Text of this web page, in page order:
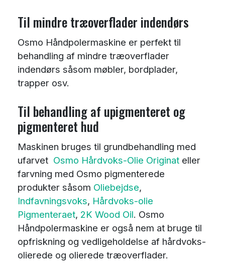
Til mindre træoverflader indendørs
Osmo Håndpolermaskine er perfekt til
behandling af mindre træoverflader
indendørs såsom møbler, bordplader,
trapper osv.
Til behandling af upigmenteret og
pigmenteret hud
Maskinen bruges til grundbehandling med
ufarvet Osmo Hårdvoks-Olie Originat eller
farvning med Osmo pigmenterede
produkter såsom Oliebejdse,
Indfavningsvoks, Hårdvoks-olie
Pigmenteraet, 2K Wood Oil. Osmo
Håndpolermaskine er også nem at bruge til
opfriskning og vedligeholdelse af hårdvoks-
olierede og olierede træoverflader.